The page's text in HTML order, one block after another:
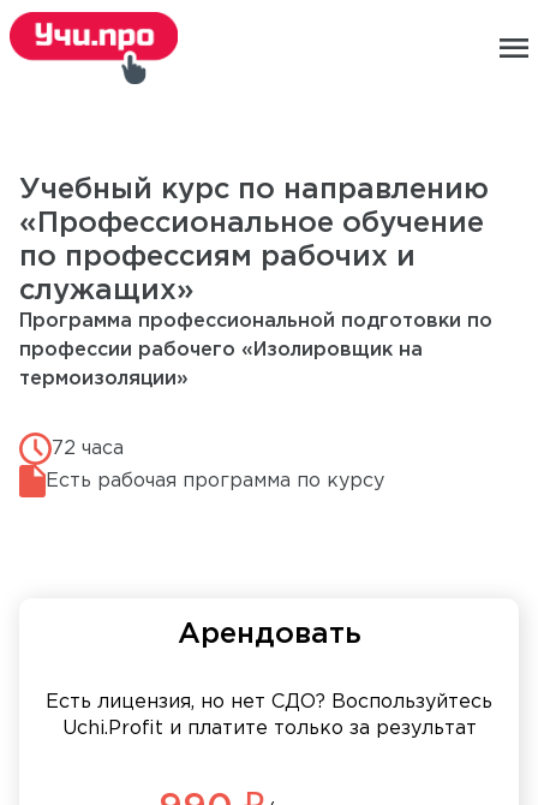
menu
Учебный курс по направлению
«Профессиональное обучение
по профессиям рабочих и
служащих»
Программа профессиональной подготовки по
профессии рабочего «Изолировщик на
термоизоляции»
72 часа
Есть рабочая программа по курсу
Арендовать
Есть лицензия, но нет СДО? Воспользуйтесь
Uchi.Profit и платите только за результат